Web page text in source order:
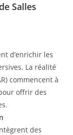
Salles
d’enrichir les
La réalité
commencent à
offrir des
des